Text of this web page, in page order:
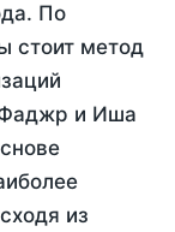
. По
стоит метод
Фаджр и Иша
из